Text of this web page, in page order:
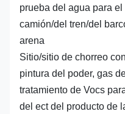
prueba del agua para
camión/del tren/del
arena
Sitio/sitio de chorreo
pintura del poder, gas
tratamiento de Vocs
del ect del producto de